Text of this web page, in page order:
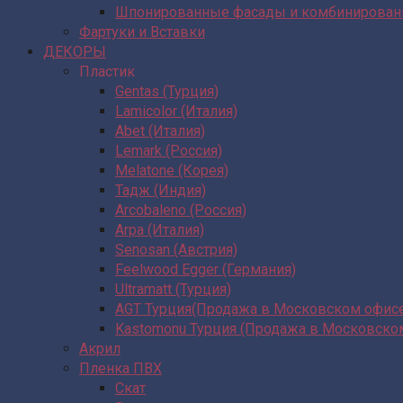
Шпонированные фасады и
Фартуки и Вставки
ДЕКОРЫ
Пластик
Gentas (Турция)
Lamicolor (Италия)
Abet (Италия)
Lemark (Россия)
Melatone (Корея)
Тадж (Индия)
Arcobaleno (Россия)
Arpa (Италия)
Senosan (Австрия)
Feelwood Egger (Германия)
Ultramatt (Турция)
AGT Турция(Продажа в Московском
Kastomonu Турция (Продажа в
Акрил
Пленка ПВХ
Скат